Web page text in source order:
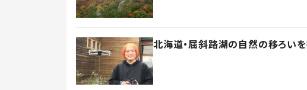
北海道・屈斜路湖の自然の移ろい